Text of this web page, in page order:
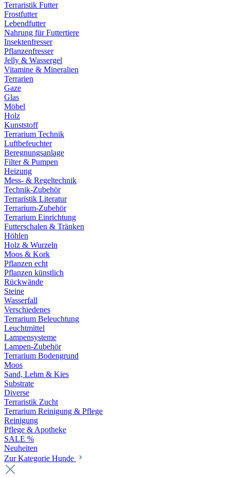
Terraristik Futter
Frostfutter
Lebendfutter
Nahrung für Futtertiere
Insektenfresser
Pflanzenfresser
Jelly & Wassergel
Vitamine & Mineralien
Terrarien
Gaze
Glas
Möbel
Holz
Kunststoff
Terrarium Technik
Luftbefeuchter
Beregnungsanlage
Filter & Pumpen
Heizung
Mess- & Regeltechnik
Technik-Zubehör
Terraristik Literatur
Terrarium-Zubehör
Terrarium Einrichtung
Futterschalen & Tränken
Höhlen
Holz & Wurzeln
Moos & Kork
Pflanzen echt
Pflanzen künstlich
Rückwände
Steine
Wasserfall
Verschiedenes
Terrarium Beleuchtung
Leuchtmittel
Lampensysteme
Lampen-Zubehör
Terrarium Bodengrund
Moos
Sand, Lehm & Kies
Substrate
Diverse
Terraristik Zucht
Terrarium Reinigung & Pflege
Reinigung
Pflege & Apotheke
SALE %
Neuheiten
Zur Kategorie Hunde